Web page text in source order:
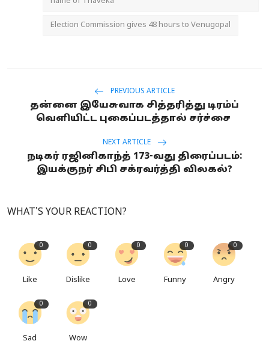
Election Commission gives 48 hours to Venugopal
PREVIOUS ARTICLE
தன்னை இயேசுவாக சித்தரித்து டிரம்ப்
வெளியிட்ட புகைப்படத்தால் சர்ச்சை
NEXT ARTICLE
நடிகர் ரஜினிகாந்த் 173-வது திரைப்படம்:
இயக்குநர் சிபி சக்ரவர்த்தி விலகல்?
WHAT'S YOUR REACTION?
0
Like
0
Dislike
0
Love
0
Funny
0
Angry
0
Sad
0
Wow